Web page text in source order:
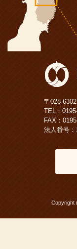
〒028-
TEL：
FAX：
法人番号
Copyright